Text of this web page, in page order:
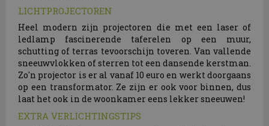
LICHTPROJECTOREN
Heel modern zijn projectoren die met een laser of
ledlamp fascinerende taferelen op een muur,
schutting of terras tevoorschijn toveren. Van vallende
sneeuwvlokken of sterren tot een dansende kerstman.
Zo'n projector is er al vanaf 10 euro en werkt doorgaans
op een transformator. Ze zijn er ook voor binnen, dus
laat het ook in de woonkamer eens lekker sneeuwen!
EXTRA VERLICHTINGSTIPS